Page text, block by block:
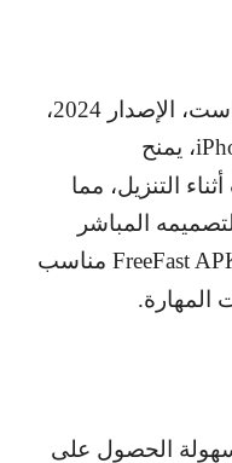
أحدث إصدار من تطبيق فري فاست، الإصدار 2024،
، يمنح
التنزيل، مما
المباشر
FreeFast مناسب
المهارة.
الحصول على